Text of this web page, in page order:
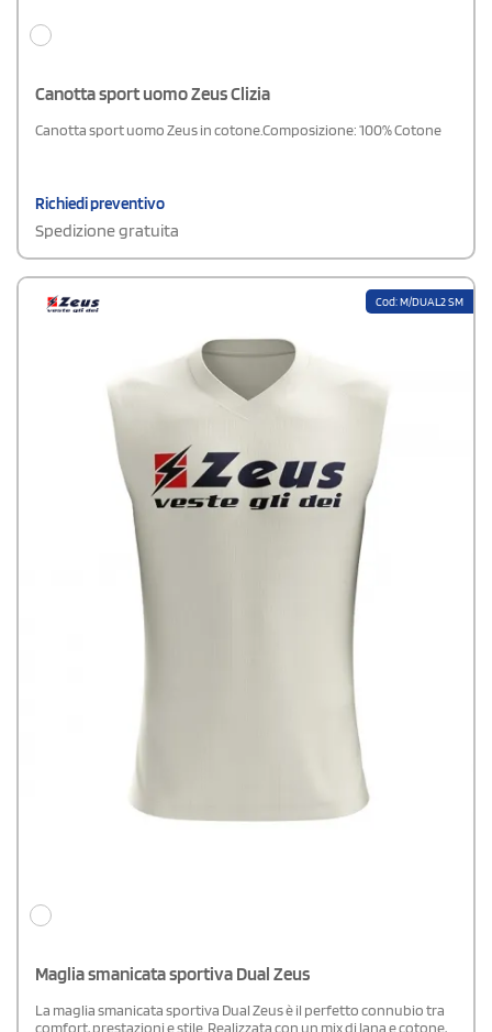
Canotta sport uomo Zeus Clizia
Canotta sport uomo Zeus in cotone.Composizione: 100% Cotone
Richiedi preventivo
Spedizione gratuita
Cod: M/DUAL2 SM
Maglia smanicata sportiva Dual Zeus
La maglia smanicata sportiva Dual Zeus è il perfetto connubio tra
comfort, prestazioni e stile. Realizzata con un mix di lana e cotone,